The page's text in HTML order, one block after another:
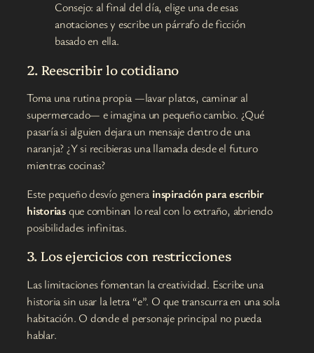
Consejo: al final del día, elige una de esas
anotaciones y escribe un párrafo de ficción
basado en ella.
2. Reescribir lo cotidiano
Toma una rutina propia —lavar platos, caminar al
supermercado— e imagina un pequeño cambio. ¿Qué
pasaría si alguien dejara un mensaje dentro de una
naranja? ¿Y si recibieras una llamada desde el futuro
mientras cocinas?
Este pequeño desvío genera inspiración para escribir
historiasque combinan lo real con lo extraño, abriendo
posibilidades infinitas.
3. Los ejercicios con restricciones
Las limitaciones fomentan la creatividad. Escribe una
historia sin usar la letra “e”. O que transcurra en una sola
habitación. O donde el personaje principal no pueda
hablar.